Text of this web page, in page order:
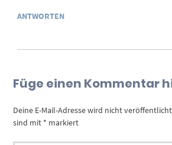
ANTWORTEN
Füge einen Kommentar
Deine E-Mail-Adresse wird nicht
sind mit * markiert